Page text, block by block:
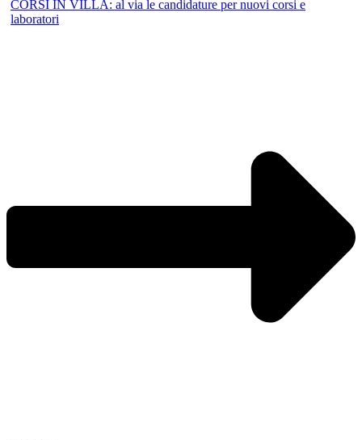
CORSI IN VILLA: al via le candidature per nuovi corsi e
laboratori